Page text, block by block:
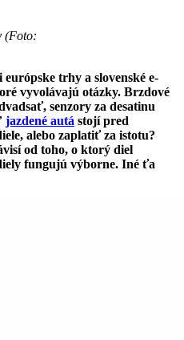
(Foto:
trhy a slovenské e-
vyvolávajú otázky. Brzdové
senzory za desatinu
jazdené autá stojí pred
alebo zaplatiť za istotu?
od toho, o ktorý diel
fungujú výborne. Iné ťa